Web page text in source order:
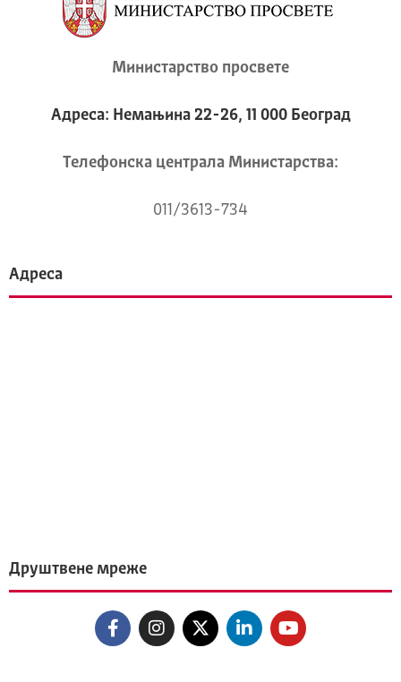
Министарство просвете
Адреса: Немањина 22-26, 11 000 Београд
Телeфонска централа Mинистарства:
011/3613-734
Адреса
Друштвене мреже